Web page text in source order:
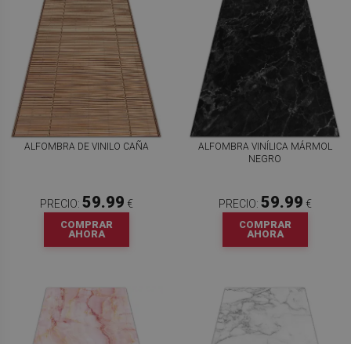
ALFOMBRA DE VINILO CAÑA
PRECIO: 59.99 €
COMPRAR
AHORA
ALFOMBRA VINÍLICA MÁRMOL
NEGRO
PRECIO: 59.99 €
COMPRAR
AHORA